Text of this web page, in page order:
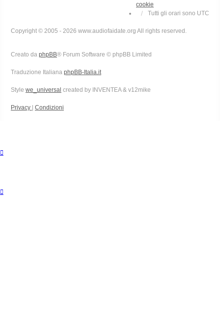
cookie
Tutti gli orari sono UTC
Copyright © 2005 - 2026 www.audiofaidate.org All rights reserved.
Creato da phpBB® Forum Software © phpBB Limited
Traduzione Italiana phpBB-Italia.it
Style we_universal created by INVENTEA & v12mike
Privacy Condizioni